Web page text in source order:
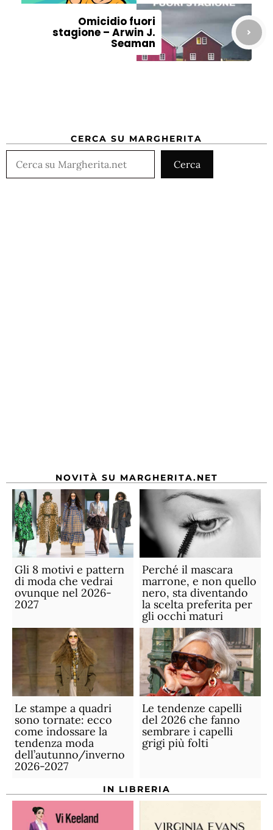
Omicidio fuori
stagione – Arwin J.
Seaman
CERCA SU MARGHERITA
Cerca
NOVITÀ SU MARGHERITA.NET
Gli 8 motivi e pattern
di moda che vedrai
ovunque nel 2026-
2027
Perché il mascara
marrone, e non quello
nero, sta diventando
la scelta preferita per
gli occhi maturi
Le stampe a quadri
sono tornate: ecco
come indossare la
tendenza moda
dell’autunno/inverno
2026-2027
Le tendenze capelli
del 2026 che fanno
sembrare i capelli
grigi più folti
IN LIBRERIA